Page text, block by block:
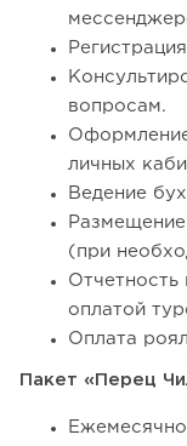
вопросам.
личных
Ведение
(при
Отчетность
оплатой
Оплата
Пакет «Перец